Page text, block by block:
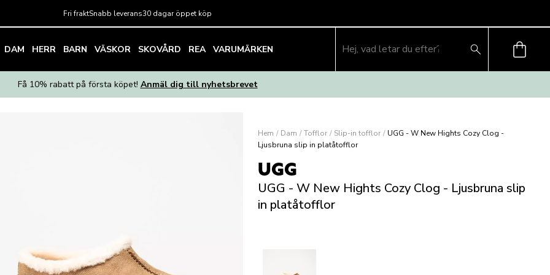
Fri fraktSnabb leverans30 dagar öppet köp
DAM HERR BARN VÄSKOR SKOVÅRD REA VARUMÄRKEN
Få 10% rabatt på första köpet! Anmäl dig till nyhetsbrevet
Hem / Dam / Tofflor / Slip-in tofflor / UGG - W New Hights Cozy Clog -
Ljusbruna slip in platåtofflor
UGG
UGG - W New Hights Cozy Clog - Ljusbruna slip
in platåtofflor